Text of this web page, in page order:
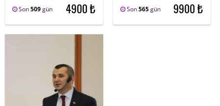
Son509gün 4900 ₺
Son565gün 9900 ₺